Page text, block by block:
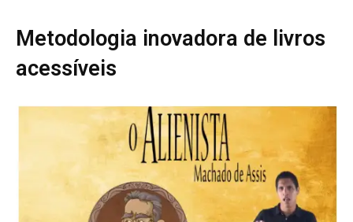
Metodologia inovadora de livros
acessíveis